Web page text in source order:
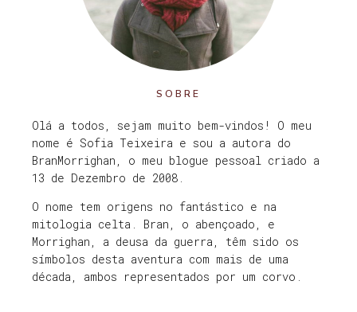
SOBRE
Olá a todos, sejam muito bem-vindos! O meu
nome é Sofia Teixeira e sou a autora do
BranMorrighan, o meu blogue pessoal criado a
13 de Dezembro de 2008.
O nome tem origens no fantástico e na
mitologia celta. Bran, o abençoado, e
Morrighan, a deusa da guerra, têm sido os
símbolos desta aventura com mais de uma
década, ambos representados por um corvo.